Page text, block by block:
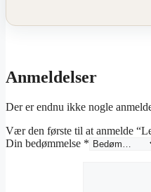
Anmeldelser
Der er endnu ikke nogle
Vær den første til at anmelde
Din bedømmelse *